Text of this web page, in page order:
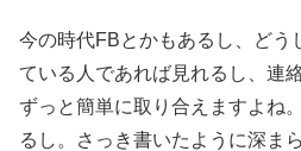
今の時代FBとかもあるし、どう
ている人であれば見れるし、連
ずっと簡単に取り合えますよね
るし。さっき書いたように深ま